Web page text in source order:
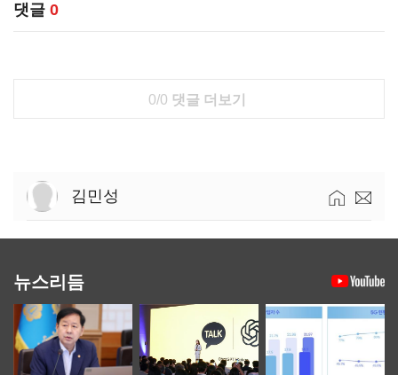
댓글 0
0/0 댓글 더보기
김민성
뉴스리듬